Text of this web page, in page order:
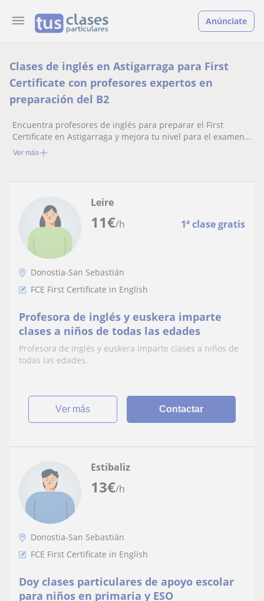
Anúnciate
Clases de inglés en Astigarraga para First
Certificate con profesores expertos en
preparación del B2
Encuentra profesores de inglés para preparar el First
Certificate en Astigarraga y mejora tu nivel para el examen
B2 de Cambridge
Ver más
11€/h 1ª clase gratis
Leire
Donostia-San Sebastián
FCE First Certificate in English
Profesora de inglés y euskera imparte
clases a niños de todas las edades
Profesora de inglés y euskera imparte clases a niños de
todas las edades.
ver más Contactar
13€/h
Estibaliz
Donostia-San Sebastián
FCE First Certificate in English
Doy clases particulares de apoyo escolar
para niños en primaria y ESO